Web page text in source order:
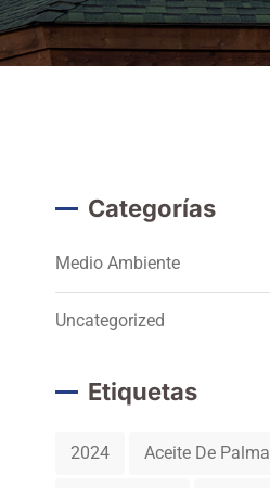
Categorías
Medio Ambiente
Uncategorized
Etiquetas
2024 Aceite De Palma